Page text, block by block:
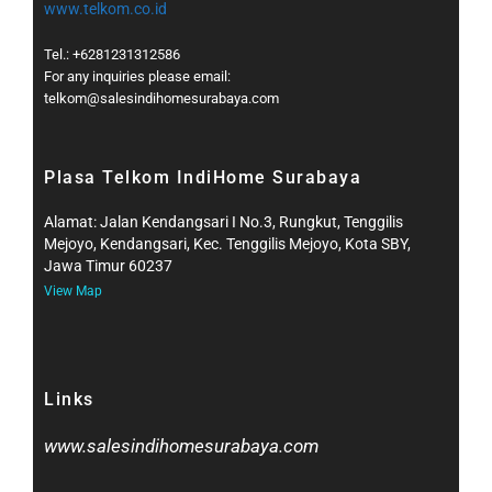
www.telkom.co.id
Tel.: +6281231312586
For any inquiries please email:
telkom@salesindihomesurabaya.com​
Plasa Telkom IndiHome Surabaya
Alamat: Jalan Kendangsari I No.3, Rungkut, Tenggilis
Mejoyo, Kendangsari, Kec. Tenggilis Mejoyo, Kota SBY,
Jawa Timur 60237
View Map
Links
www.salesindihomesurabaya.com​